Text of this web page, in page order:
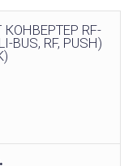
КОНВЕРТЕР RF-
RF, PUSH)